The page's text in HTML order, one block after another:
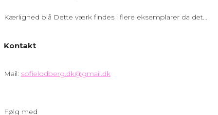
Kærlighed blå Dette værk findes i flere eksemplarer da det…
Kontakt
Mail: sofielodberg.dk@gmail.dk
Følg med